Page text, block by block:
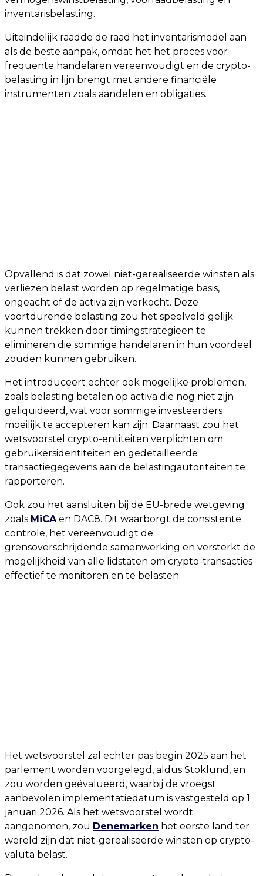
inventarisbelasting.
Uiteindelijk raadde de raad het inventarismodel aan
als de beste aanpak, omdat het het proces voor
frequente handelaren vereenvoudigt en de crypto-
belasting in lijn brengt met andere financiële
instrumenten zoals aandelen en obligaties.
Opvallend is dat zowel niet-gerealiseerde winsten als
verliezen belast worden op regelmatige basis,
ongeacht of de activa zijn verkocht. Deze
voortdurende belasting zou het speelveld gelijk
kunnen trekken door timingstrategieën te
elimineren die sommige handelaren in hun voordeel
zouden kunnen gebruiken.
Het introduceert echter ook mogelijke problemen,
zoals belasting betalen op activa die nog niet zijn
geliquideerd, wat voor sommige investeerders
moeilijk te accepteren kan zijn. Daarnaast zou het
wetsvoorstel crypto-entiteiten verplichten om
gebruikersidentiteiten en gedetailleerde
transactiegegevens aan de belastingautoriteiten te
rapporteren.
Ook zou het aansluiten bij de EU-brede wetgeving
zoals MiCAen DAC8. Dit waarborgt de consistente
controle, het vereenvoudigt de
grensoverschrijdende samenwerking en versterkt de
mogelijkheid van alle lidstaten om crypto-transacties
effectief te monitoren en te belasten.
Het wetsvoorstel zal echter pas begin 2025 aan het
parlement worden voorgelegd, aldus Stoklund, en
zou worden geëvalueerd, waarbij de vroegst
aanbevolen implementatiedatum is vastgesteld op 1
januari 2026. Als het wetsvoorstel wordt
aangenomen, zou Denemarken het eerste land ter
wereld zijn dat niet-gerealiseerde winsten op crypto-
valuta belast.